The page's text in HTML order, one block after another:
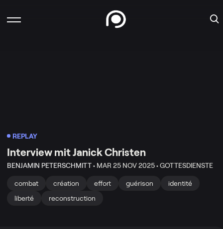
REPLAY
Interview mit Janick Christen
BENJAMIN PETERSCHMITT • MAR 25 NOV 2025 •GOTTESDIENSTE
combat création effort guérison
identité
liberté
reconstruction